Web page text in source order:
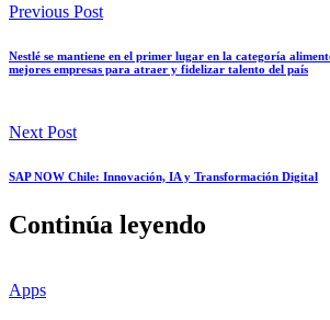
Previous Post
Nestlé se mantiene en el primer lugar en la categoría
mejores empresas para atraer y fidelizar talento del país
Next Post
SAP NOW Chile: Innovación, IA y Transformación Digital
Continúa leyendo
Apps